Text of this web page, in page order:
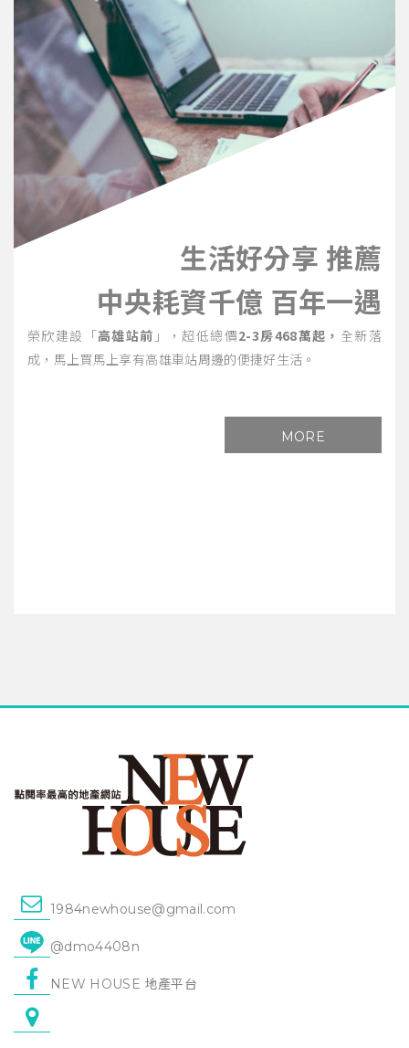
生活好分享 推薦
中央耗資千億 百年一遇
榮欣建設「高雄站前 」，超低總價2-3房468萬起， 全新落
成，馬上買馬上享有高雄車站周邊的便捷好生活。
MORE
1984newhouse@gmail.com
@dmo4408n
NEW HOUSE 地產平台